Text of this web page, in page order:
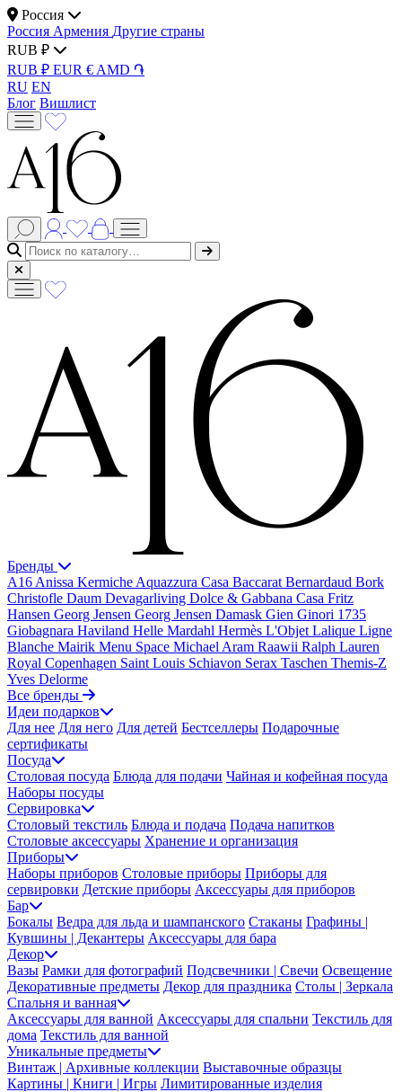
Россия
Россия Армения Другие страны
RUB ₽
RUB ₽ EUR € AMD ֏
RU EN
Блог Вишлист
Бренды
A16 Anissa Kermiche Aquazzura Casa Baccarat Bernardaud Bork
Christofle Daum Devagarliving Dolce & Gabbana Casa Fritz
Hansen Georg Jensen Georg Jensen Damask Gien Ginori 1735
Giobagnara Haviland Helle Mardahl Hermès L'Objet Lalique Ligne
Blanche Mairik Menu Space Michael Aram Raawii Ralph Lauren
Royal Copenhagen Saint Louis Schiavon Serax Taschen Themis-Z
Yves Delorme
Все бренды
Идеи подарков
Для нее Для него Для детей Бестселлеры Подарочные
сертификаты
Посуда
Столовая посуда Блюда для подачи Чайная и кофейная посуда
Наборы посуды
Сервировка
Столовый текстиль Блюда и подача Подача напитков
Столовые аксессуары Хранение и организация
Приборы
Наборы приборов Столовые приборы Приборы для
сервировки Детские приборы Аксессуары для приборов
Бар
Бокалы Ведра для льда и шампанского Стаканы Графины |
Кувшины | Декантеры Аксессуары для бара
Декор
Вазы Рамки для фотографий Подсвечники | Свечи Освещение
Декоративные предметы Декор для праздника Столы | Зеркала
Спальня и ванная
Аксессуары для ванной Аксессуары для спальни Текстиль для
дома Текстиль для ванной
Уникальные предметы
Винтаж | Архивные коллекции Выставочные образцы
Картины | Книги | Игры Лимитированные изделия